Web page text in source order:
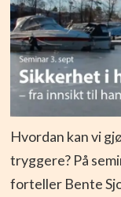
Hvordan kan vi
tryggere? På
forteller Bente